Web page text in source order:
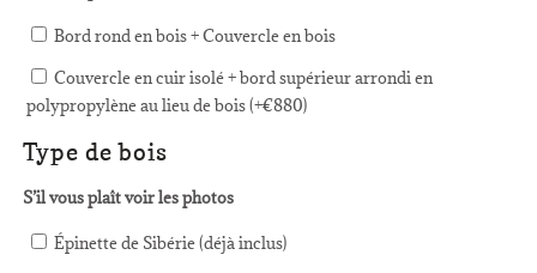
Bord rond en bois + Couvercle en bois
Couvercle en cuir isolé + bord supérieur arrondi en
polypropylène au lieu de bois (+€880)
Type de bois
S’il vous plaît voir les photos
Épinette de Sibérie (déjà inclus)